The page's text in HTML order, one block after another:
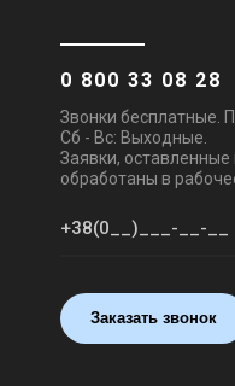
0 800 33 08 28
Звонки бесплатные.
Сб - Вс: Выходные.
Заявки,
обработаны в
Заказать звонок